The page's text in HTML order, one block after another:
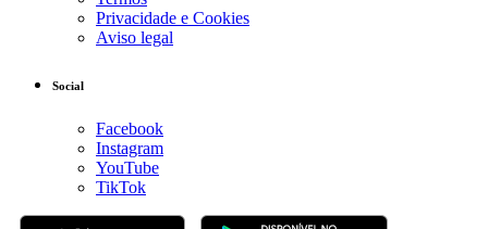
Privacidade e Cookies
Aviso legal
Social
Facebook
Instagram
YouTube
TikTok